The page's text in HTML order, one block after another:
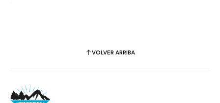
VOLVER ARRIBA